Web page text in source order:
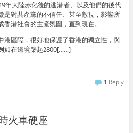
年大陸赤化後的逃港者、以及他們的後代
是對共產黨的不信任、甚至敵視，影響所
港社會的主流氛圍，直到現在。
港區隔，很好地保護了香港的獨立性，與
如在邊境築起2800[……]
1 Reply
火車硬座